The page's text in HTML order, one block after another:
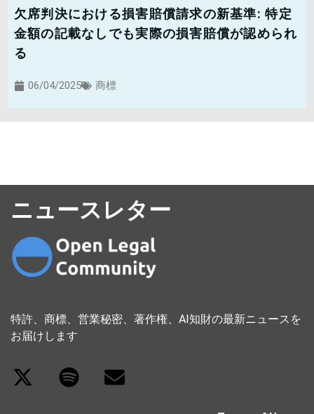
欠席判決における損害賠償請求の新基準: 特定
金額の記載なしでも実際の損害賠償が認められ
る
06/04/2025 商標
ニュースレター
特許、商標、営業秘密、著作権、AI知財の最新ニュースを
お届けします